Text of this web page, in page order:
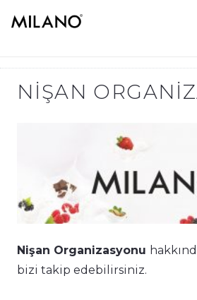
NIŞAN
Nişan Organizasyonu
bizi takip edebilirsiniz.